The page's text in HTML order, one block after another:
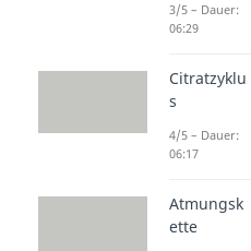
NH-
ausbilden.
lineare
Hier gibt es
3/5 – Dauer:
06:29
Citratzyklu
s
4/5 – Dauer:
06:17
Atmungsk
ette